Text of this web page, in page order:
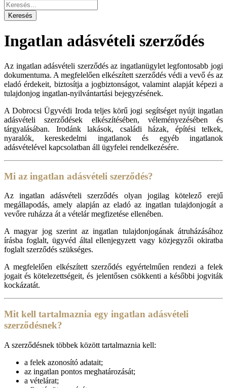
Ingatlan adásvételi szerződés
Az ingatlan adásvételi szerződés az ingatlanügylet legfontosabb jogi
dokumentuma. A megfelelően elkészített szerződés védi a vevő és az
eladó érdekeit, biztosítja a jogbiztonságot, valamint alapját képezi a
tulajdonjog ingatlan-nyilvántartási bejegyzésének.
A Dobrocsi Ügyvédi Iroda teljes körű jogi segítséget nyújt ingatlan
adásvételi szerződések elkészítésében, véleményezésében és
tárgyalásában. Irodánk lakások, családi házak, építési telkek,
nyaralók, kereskedelmi ingatlanok és egyéb ingatlanok
adásvételével kapcsolatban áll ügyfelei rendelkezésére.
Mi az ingatlan adásvételi szerződés?
Az ingatlan adásvételi szerződés olyan jogilag kötelező erejű
megállapodás, amely alapján az eladó az ingatlan tulajdonjogát a
vevőre ruházza át a vételár megfizetése ellenében.
A magyar jog szerint az ingatlan tulajdonjogának átruházásához
írásba foglalt, ügyvéd által ellenjegyzett vagy közjegyzői okiratba
foglalt szerződés szükséges.
A megfelelően elkészített szerződés egyértelműen rendezi a felek
jogait és kötelezettségeit, és jelentősen csökkenti a későbbi jogviták
kockázatát.
Mit kell tartalmaznia egy ingatlan adásvételi
szerződésnek?
A szerződésnek többek között tartalmaznia kell:
a felek azonosító adatait;
az ingatlan pontos meghatározását;
a vételárat;